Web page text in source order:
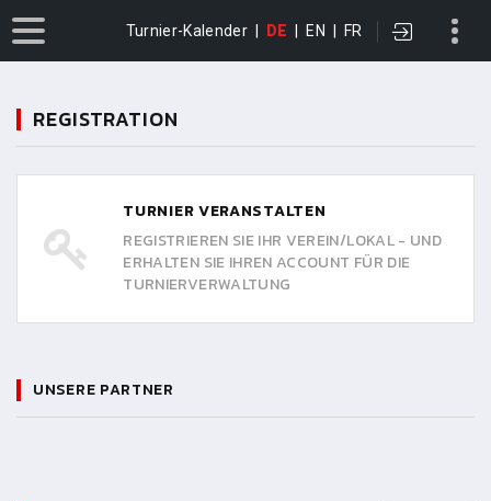
Turnier-Kalender DE EN FR
REGISTRATION
TURNIER VERANSTALTEN
REGISTRIEREN SIE IHR VEREIN/LOKAL - UND
ERHALTEN SIE IHREN ACCOUNT FÜR DIE
TURNIERVERWALTUNG
UNSERE PARTNER